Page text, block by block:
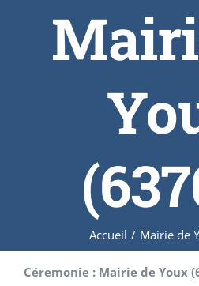
Accueil / Mairie de
Céremonie : Mairie de Youx